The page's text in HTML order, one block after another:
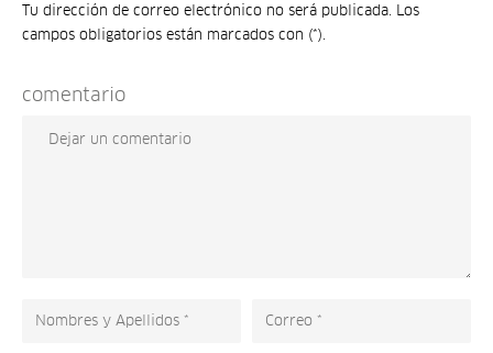
Tu dirección de correo electrónico no será publicada. Los
campos obligatorios están marcados con (*).